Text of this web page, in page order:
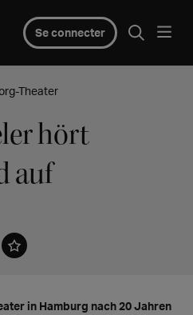
Se connecter
Theater
hört
auf
in Hamburg nach 20 Jahren